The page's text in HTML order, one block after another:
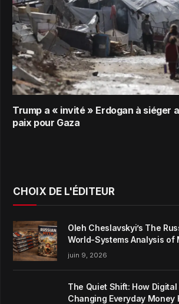
Trump a « invité » Erdogan à siéger
paix pour Gaza
CHOIX DE L'ÉDITEUR
Oleh Cheslavskyi’s The
World-Systems Analysis of
juin 9, 2026
The Quiet Shift: How Digital
Changing Everyday Money